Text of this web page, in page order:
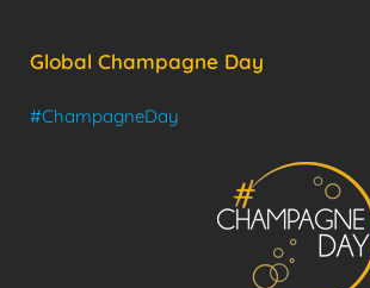
Global Champagne Day
#ChampagneDay